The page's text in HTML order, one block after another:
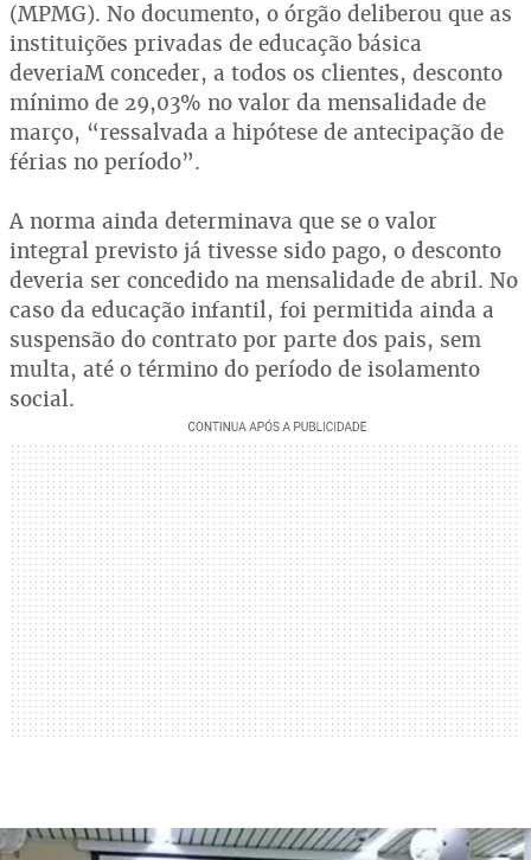
(MPMG). No documento, o órgão deliberou que as
instituições privadas de educação básica
deveriaM conceder, a todos os clientes, desconto
mínimo de 29,03% no valor da mensalidade de
março, “ressalvada a hipótese de antecipação de
férias no período”.
A norma ainda determinava que se o valor
integral previsto já tivesse sido pago, o desconto
deveria ser concedido na mensalidade de abril. No
caso da educação infantil, foi permitida ainda a
suspensão do contrato por parte dos pais, sem
multa, até o término do período de isolamento
social.